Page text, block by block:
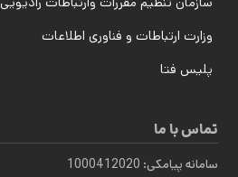
وزارت ارتباطات و فناوری اطلاعات
پلیس فتا
تماس با ما
سامانه پیامکی: 1000412020